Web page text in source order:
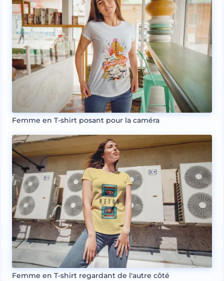
Femme en T-shirt posant pour la caméra
Femme en T-shirt regardant de l'autre côté